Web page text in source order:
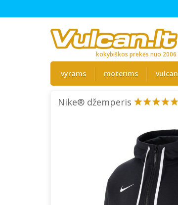
kokybiškos prekės nuo 2006
vyrams moterims vulcan
Nike® džemperis